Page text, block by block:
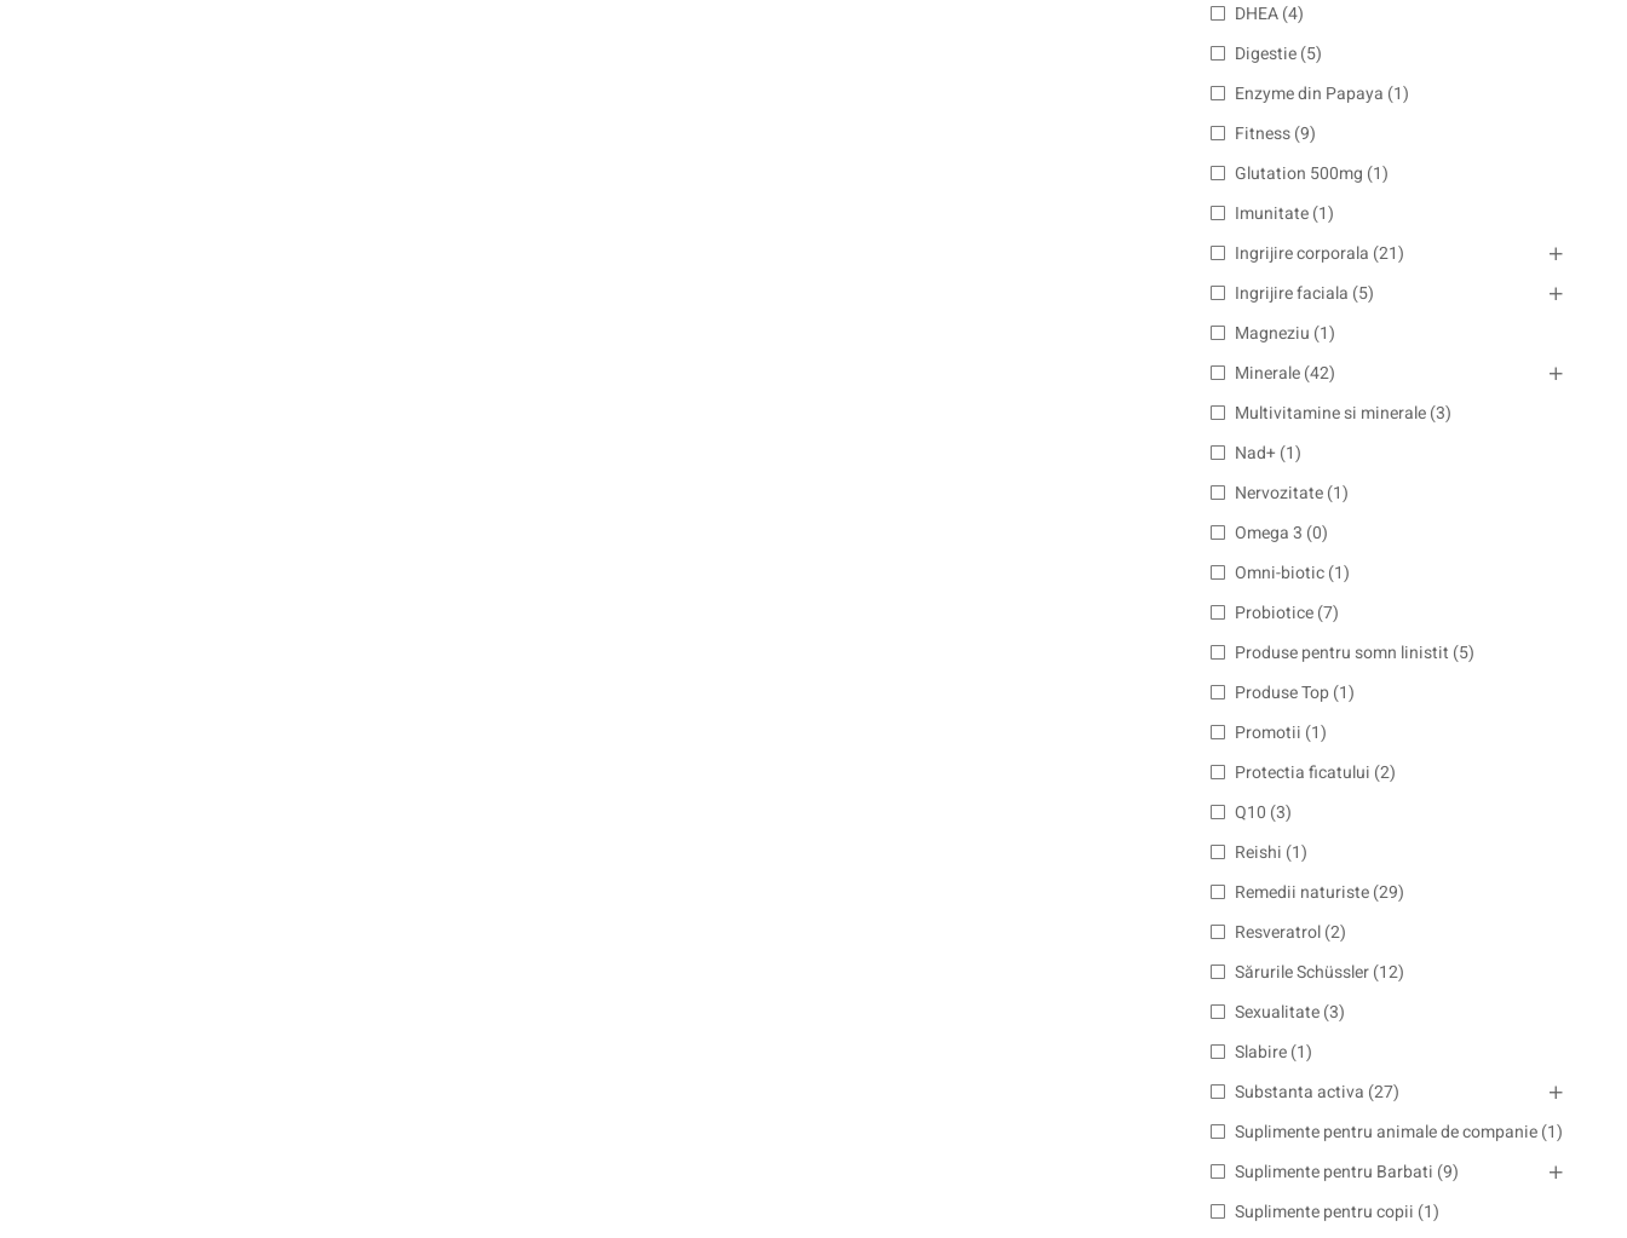
DHEA (4)
Digestie (5)
Enzyme din Papaya (1)
Fitness (9)
Glutation 500mg (1)
Imunitate (1)
Ingrijire corporala (21)
Ingrijire faciala (5)
Magneziu (1)
Minerale (42)
Multivitamine si minerale (3)
Nad+ (1)
Nervozitate (1)
Omega 3 (0)
Omni-biotic (1)
Probiotice (7)
Produse pentru somn linistit (5)
Produse Top (1)
Promotii (1)
Protectia ficatului (2)
Q10 (3)
Reishi (1)
Remedii naturiste (29)
Resveratrol (2)
Sărurile Schüssler (12)
Sexualitate (3)
Slabire (1)
Substanta activa (27)
Suplimente pentru animale de companie (1)
Suplimente pentru Barbati (9)
Suplimente pentru copii (1)